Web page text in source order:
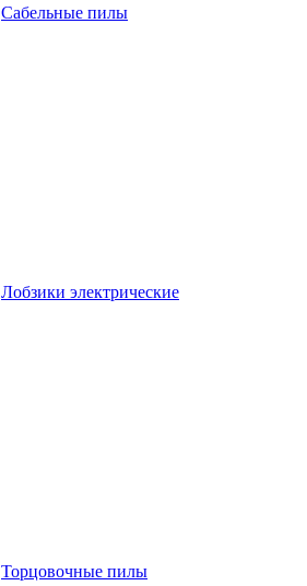
Сабельные пилы
Лобзики электрические
Торцовочные пилы